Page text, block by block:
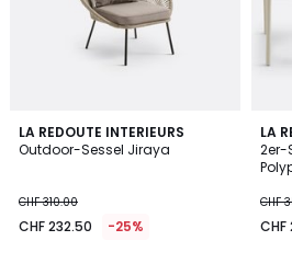
LA REDOUTE INTERIEURS
Outdoor-Sessel Jiraya
CHF 310.00
CHF 232.50 -25%
4.9
/ 5
LA
2er-
CHF
CHF
4.6
/ 5
2